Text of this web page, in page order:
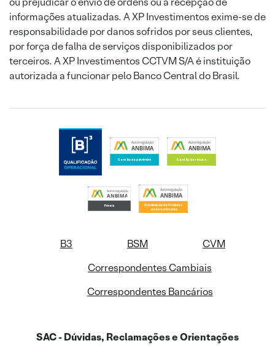
informações atualizadas. A XP Investimentos exime-se de
responsabilidade por danos sofridos por seus clientes,
por força de falha de serviços disponibilizados por
terceiros. A XP Investimentos CCTVM S/A é instituição
autorizada a funcionar pelo Banco Central do Brasil.
B3 BSM
CVM
Correspondentes Cambiais
Correspondentes Bancários
SAC - Dúvidas, Reclamações e Orientações